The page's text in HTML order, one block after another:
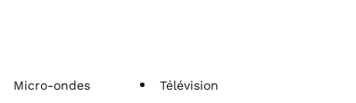
Micro-ondes Télévision